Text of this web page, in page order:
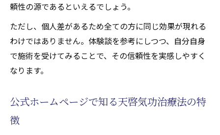
寛解を目指す人々の天啓気功治療法体験ま
天啓気功治療や療法でのチャクラ活性化がもた
らす心身変化の真実
天啓気功治療や療法で活性化するチャクラ
頼性の源であるといえるでしょう。
ただし、個人差があるため全ての方に同じ効果が現れる
わけではありません。体験談を参考にしつつ、自分自身
で施術を受けてみることで、その信頼性を実感しやすく
なります。
公式ホームページで知る天啓気功治療法の特
徴